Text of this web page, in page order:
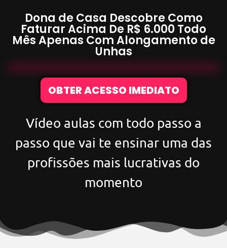
Dona de Casa Descobre Como
Faturar Acima De R$ 6.000 Todo
Mês Apenas ComAlongamento de
Unhas
OBTER ACESSO IMEDIATO
Vídeo aulas com todo passo a
passo que vai te ensinar uma das
profissões mais lucrativas do
momento